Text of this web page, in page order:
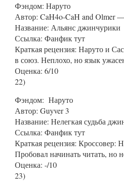
Фэндом: Наруто
Автор: CaH4o-CaH and Olmer
Название: Альянс джинчурики
Ссылка: Фанфик тут
Краткая рецензия: Наруто и
в союз. Неплохо, но язык
Оценка: 6/10
22)
Фэндом: Наруто
Автор: Guyver 3
Название: Нелегкая судьба
Ссылка: Фанфик тут
Краткая рецензия: Кроссовер:
Пробовал начинать читать, но
Оценка: -/10
23)